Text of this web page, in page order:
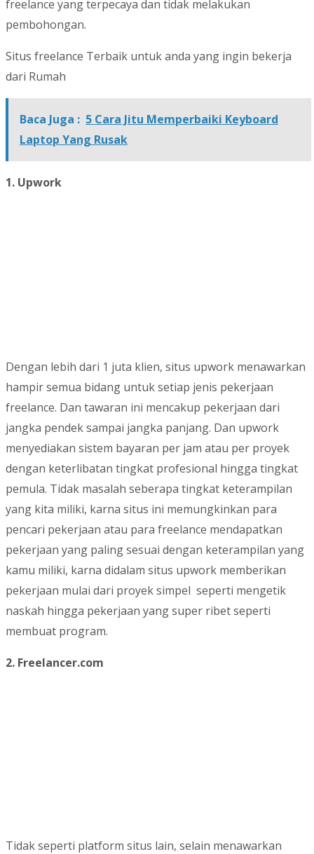
freelance yang terpecaya dan tidak melakukan
pembohongan.
Situs freelance Terbaik untuk anda yang ingin bekerja
dari Rumah
Baca Juga : 5 Cara Jitu Memperbaiki Keyboard
Laptop Yang Rusak
1. Upwork
Dengan lebih dari 1 juta klien, situs upwork menawarkan
hampir semua bidang untuk setiap jenis pekerjaan
freelance. Dan tawaran ini mencakup pekerjaan dari
jangka pendek sampai jangka panjang. Dan upwork
menyediakan sistem bayaran per jam atau per proyek
dengan keterlibatan tingkat profesional hingga tingkat
pemula. Tidak masalah seberapa tingkat keterampilan
yang kita miliki, karna situs ini memungkinkan para
pencari pekerjaan atau para freelance mendapatkan
pekerjaan yang paling sesuai dengan keterampilan yang
kamu miliki, karna didalam situs upwork memberikan
pekerjaan mulai dari proyek simpel seperti mengetik
naskah hingga pekerjaan yang super ribet seperti
membuat program.
2. Freelancer.com
Tidak seperti platform situs lain, selain menawarkan